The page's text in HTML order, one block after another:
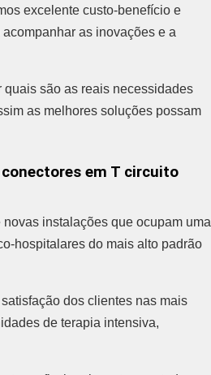
excelente custo-benefício e
as inovações e a
quais são as reais necessidades
as melhores soluções possam
em T circuito
instalações que ocupam uma
hospitalares do mais alto padrão
dos clientes nas mais
de terapia intensiva,